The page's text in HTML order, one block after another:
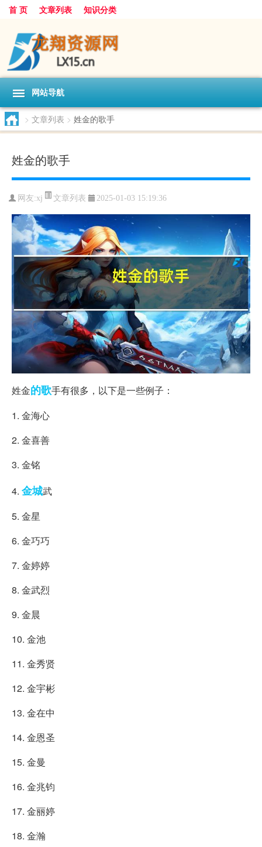
首 页 文章列表 知识分类
网站导航
> 文章列表 > 姓金的歌手
姓金的歌手
网友:xj 文章列表 2025-01-03 15:19:36
姓金的歌手有很多，以下是一些例子：
1. 金海心
2. 金喜善
3. 金铭
4. 金城武
5. 金星
6. 金巧巧
7. 金婷婷
8. 金武烈
9. 金晨
10. 金池
11. 金秀贤
12. 金宇彬
13. 金在中
14. 金恩圣
15. 金曼
16. 金兆钧
17. 金丽婷
18. 金瀚